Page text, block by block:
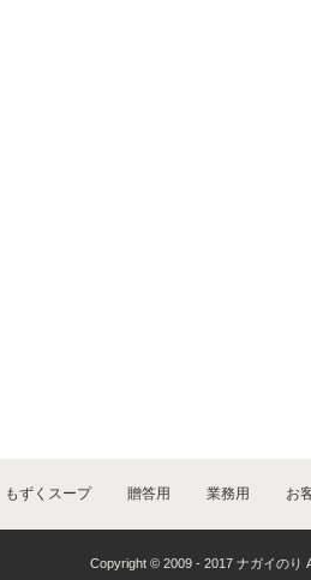
もずくスープ 贈答用 業務用 お
Copyright © 2009 - 2017 ナガイのり